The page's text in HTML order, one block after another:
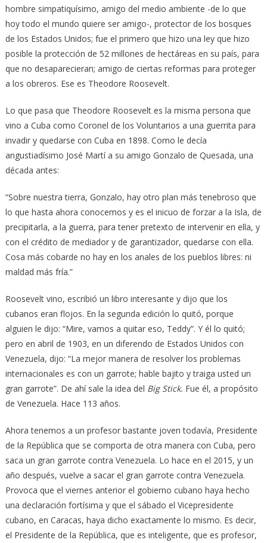
hombre simpatiquísimo, amigo del medio ambiente -de lo que
hoy todo el mundo quiere ser amigo-, protector de los bosques
de los Estados Unidos; fue el primero que hizo una ley que hizo
posible la protección de 52 millones de hectáreas en su país, para
que no desaparecieran; amigo de ciertas reformas para proteger
a los obreros. Ese es Theodore Roosevelt.
Lo que pasa que Theodore Roosevelt es la misma persona que
vino a Cuba como Coronel de los Voluntarios a una guerrita para
invadir y quedarse con Cuba en 1898. Como le decía
angustiadísimo José Martí a su amigo Gonzalo de Quesada, una
década antes:
“Sobre nuestra tierra, Gonzalo, hay otro plan más tenebroso que
lo que hasta ahora conocemos y es el inicuo de forzar a la Isla, de
precipitarla, a la guerra, para tener pretexto de intervenir en ella, y
con el crédito de mediador y de garantizador, quedarse con ella.
Cosa más cobarde no hay en los anales de los pueblos libres: ni
maldad más fría.”
Roosevelt vino, escribió un libro interesante y dijo que los
cubanos eran flojos. En la segunda edición lo quitó, porque
alguien le dijo: “Mire, vamos a quitar eso, Teddy”. Y él lo quitó;
pero en abril de 1903, en un diferendo de Estados Unidos con
Venezuela, dijo: “La mejor manera de resolver los problemas
internacionales es con un garrote; hable bajito y traiga usted un
gran garrote”. De ahí sale la idea del Big Stick. Fue él, a propósito
de Venezuela. Hace 113 años.
Ahora tenemos a un profesor bastante joven todavía, Presidente
de la República que se comporta de otra manera con Cuba, pero
saca un gran garrote contra Venezuela. Lo hace en el 2015, y un
año después, vuelve a sacar el gran garrote contra Venezuela.
Provoca que el viernes anterior el gobierno cubano haya hecho
una declaración fortísima y que el sábado el Vicepresidente
cubano, en Caracas, haya dicho exactamente lo mismo. Es decir,
el Presidente de la República, que es inteligente, que es profesor,